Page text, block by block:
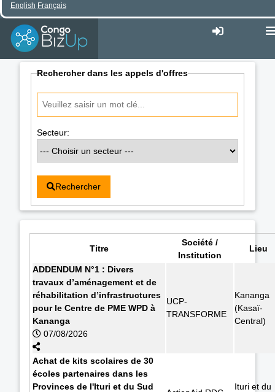
English Français
Rechercher dans les appels d'offres
Secteur:
Rechercher
Titre
Société /
Institution
Lieu
ADDENDUM N°1 : Divers
travaux d’aménagement et de
réhabilitation d’infrastructures
pour le Centre de PME WPD à
Kananga
07/08/2026
UCP-
TRANSFORME
Kananga
(Kasaï-
Central)
Achat de kits scolaires de 30
écoles partenaires dans les
Provinces de l'Ituri et du Sud
Ituri et du